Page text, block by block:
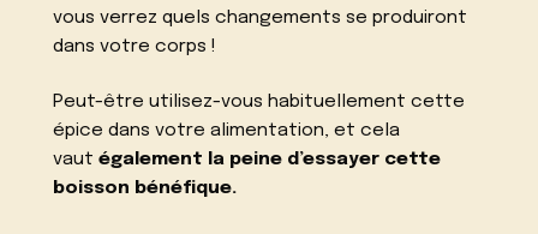
vous verrez quels changements se produiront
dans votre corps !
Peut-être utilisez-vous habituellement cette
épice dans votre alimentation, et cela
vautégalement la peine d’essayer cette
boisson bénéfique.